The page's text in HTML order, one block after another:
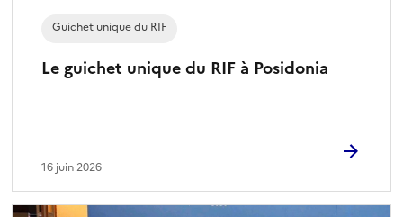
Le guichet unique du RIF à Posidonia
Guichet unique du RIF
16 juin 2026